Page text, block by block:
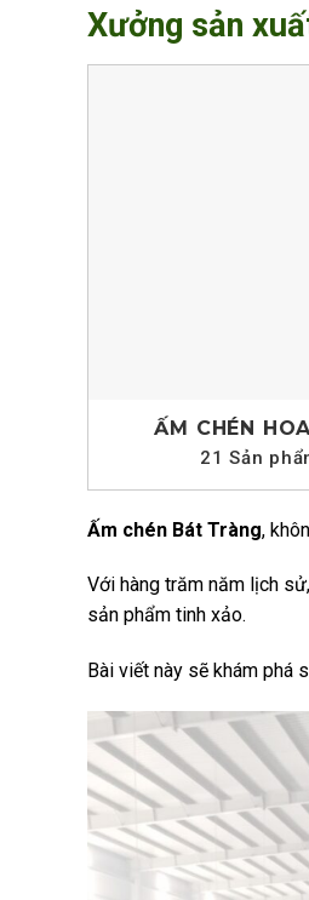
Xưởng sản
ẤM CHÉN
21 Sản
Ấm chén Bát Tràng,
Với hàng trăm năm lịch
sản phẩm tinh xảo.
Bài viết này sẽ khám phá